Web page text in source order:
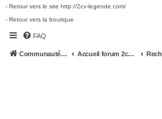
- Retour vers le site http://2cv-legende.com/
- Retour vers la boutique
FAQ
Communauté 2cv-legende.com Accueil forum 2cv-legende.com